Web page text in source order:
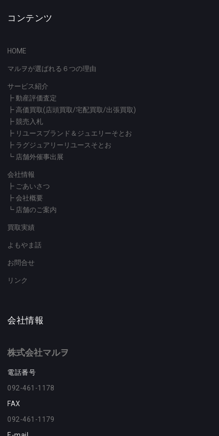
コンテンツ
HOME
マルヲが選ばれる６つの理由
サービス紹介
┣動産評価査定
┣ 高価買取(店頭買取/宅配買取/出張買取)
┣競売入札
┣ リユースブランド＆ジュエリーそとお
┣ ラグジュアリーリユースそとお
┗ 店舗外催事出展
会社情報
┣ ごあいさつ
┣会社概要
┗ 店舗のご案内
買取実績
よもやま話
お問合せ
リンク
会社情報
株式会社マルヲ
電話番号
092-461-1178
FAX
092-461-1179